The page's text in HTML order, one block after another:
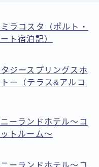
ラコスタ（ポルト・
ト宿泊記）
ジースプリングスホ
ー（テラス&アルコ
ーランドホテル〜コ
トルーム〜
ーランドホテル〜コ